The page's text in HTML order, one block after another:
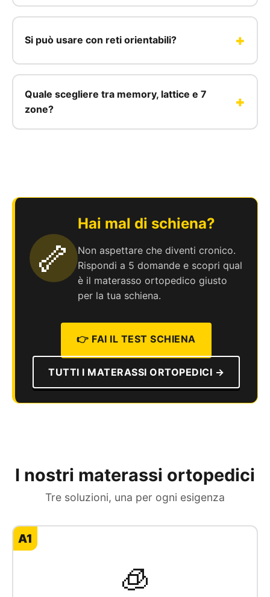
Si può usare con reti orientabili?
Quale scegliere tra memory, lattice e 7
zone?
🦴
Hai mal di schiena?
Non aspettare che diventi cronico.
Rispondi a 5 domande e scopri qual
è il materasso ortopedico giusto
per la tua schiena.
👉 FAI IL TEST SCHIENA
TUTTI I MATERASSI ORTOPEDICI →
I nostri materassi ortopedici
Tre soluzioni, una per ogni esigenza
A1
🧊